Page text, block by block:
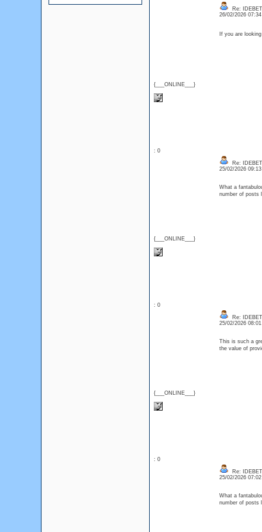
{___ONLINE___}
Re: IDEBET
26/02/2026
If you are
: 0
{___ONLINE___}
Re: IDEBET
25/02/2026
What a
number of
: 0
{___ONLINE___}
Re: IDEBET
25/02/2026
This is such a
the value of
: 0
Re: IDEBET
25/02/2026
What a
number of